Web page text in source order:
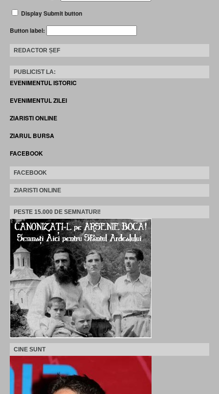
Display Submit button
Button label:
REDACTOR ȘEF
PUBLICIST LA:
EVENIMENTUL ISTORIC
EVENIMENTUL ZILEI
ZIARISTI ONLINE
ZIARUL BURSA
FACEBOOK
FACEBOOK
ZIARISTI ONLINE
PESTE 15.000 DE SEMNATURI!
CINE SUNT